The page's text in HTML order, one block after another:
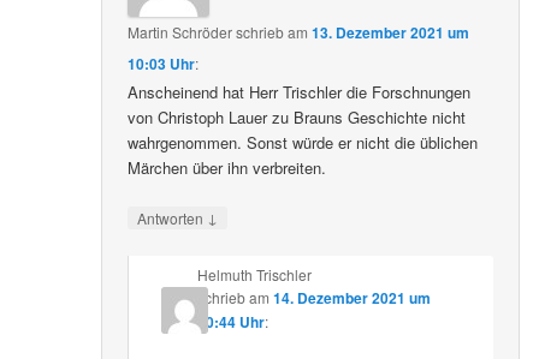
Martin Schröderschriebam13. Dezember 2021 um
10:03 Uhr:
Anscheinend hat Herr Trischler die Forschnungen
von Christoph Lauer zu Brauns Geschichte nicht
wahrgenommen. Sonst würde er nicht die üblichen
Märchen über ihn verbreiten.
Antworten ↓
Helmuth Trischler
schriebam 14. Dezember 2021 um
20:44 Uhr: